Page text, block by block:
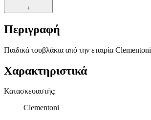
+
Περιγραφή
Παιδικά τουβλάκια από την εταιρία Clementoni
Χαρακτηριστικά
Κατασκευαστής:
Clementoni